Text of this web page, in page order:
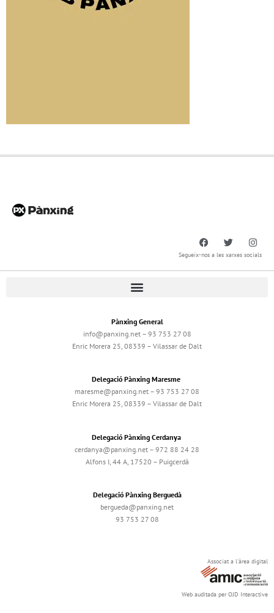
Segueix-nos a les xarxes socials
Pànxing General
info@panxing.net – 93 753 27 08
Enric Morera 25, 08339 – Vilassar de Dalt
Delegació Pànxing Maresme
maresme@panxing.net – 93 753 27 08
Enric Morera 25, 08339 – Vilassar de Dalt
Delegació Pànxing Cerdanya
cerdanya@panxing.net – 972 88 24 28
Alfons I, 44 A, 17520 – Puigcerdà
Delegació Pànxing Berguedà
bergueda@panxing.net
93 753 27 08
Associat a l'àrea digital
Web auditada per OJD Interactive